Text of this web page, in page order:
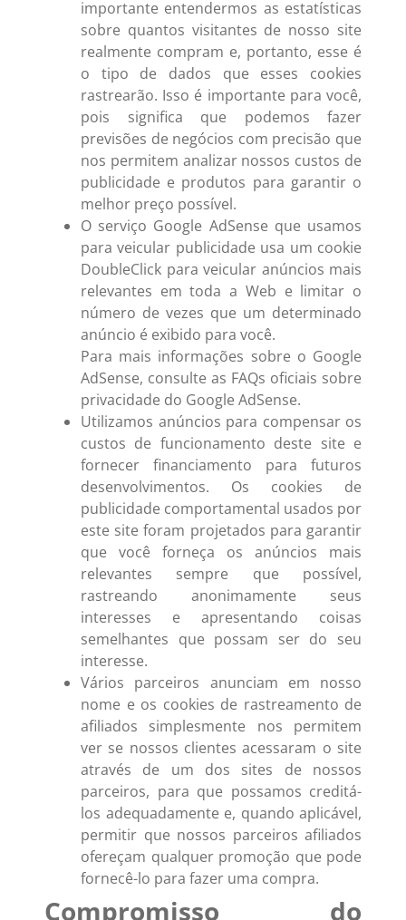
importante entendermos as estatísticas
sobre quantos visitantes de nosso site
realmente compram e, portanto, esse é
o tipo de dados que esses cookies
rastrearão. Isso é importante para você,
pois significa que podemos fazer
previsões de negócios com precisão que
nos permitem analizar nossos custos de
publicidade e produtos para garantir o
melhor preço possível.
O serviço Google AdSense que usamos
para veicular publicidade usa um cookie
DoubleClick para veicular anúncios mais
relevantes em toda a Web e limitar o
número de vezes que um determinado
anúncio é exibido para você.
Para mais informações sobre o Google
AdSense, consulte as FAQs oficiais sobre
privacidade do Google AdSense.
Utilizamos anúncios para compensar os
custos de funcionamento deste site e
fornecer financiamento para futuros
desenvolvimentos. Os cookies de
publicidade comportamental usados por
este site foram projetados para garantir
que você forneça os anúncios mais
relevantes sempre que possível,
rastreando anonimamente seus
interesses e apresentando coisas
semelhantes que possam ser do seu
interesse.
Vários parceiros anunciam em nosso
nome e os cookies de rastreamento de
afiliados simplesmente nos permitem
ver se nossos clientes acessaram o site
através de um dos sites de nossos
parceiros, para que possamos creditá-
los adequadamente e, quando aplicável,
permitir que nossos parceiros afiliados
ofereçam qualquer promoção que pode
fornecê-lo para fazer uma compra.
Compromisso do